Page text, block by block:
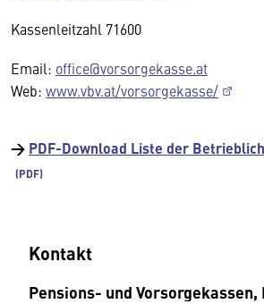
Kassenleitzahl 71600
Email: office@vorsorgekasse.at
Web: www.vbv.at/vorsorgekasse/
→ PDF-Download Liste der
Kontakt
Pensions- und Vorsorgekassen,